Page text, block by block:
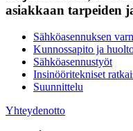
asiakkaan tarpeiden
Sähköasennuksen
Kunnossapito ja
Sähköasennustyöt
Insinööritekniset
Suunnittelu
Yhteydenotto